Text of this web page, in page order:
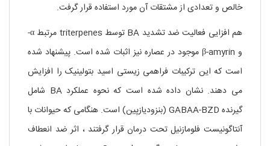
خالص و تعدادی از مشتقات آن مورد استفاده قرار گرفت.
هم افزایی فعالیت ضد تشدید BA توسط triterpenes مرتبط α-
و β-amyrin موجود در عصاره نیز اثبات شده است. پیشنهاد شده
است که این ترکیبات فراهمی زیستی اسید بتولینیک را افزایش
می دهند. نشان داده شده است که نحوه عملکرد BA شامل
گیرنده GABAA-BZD (بنزودیازپین) است. هنگامی که حیوانات با
آنتاگونیست فلومازنیل تحت درمان قرار گرفتند ، اثر ضد انعطاف